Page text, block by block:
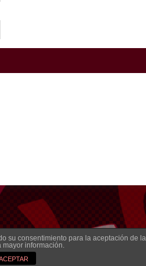
su consentimiento para la aceptación de
mayor información.